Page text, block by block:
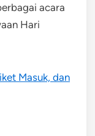
acara
Hari
Masuk, dan